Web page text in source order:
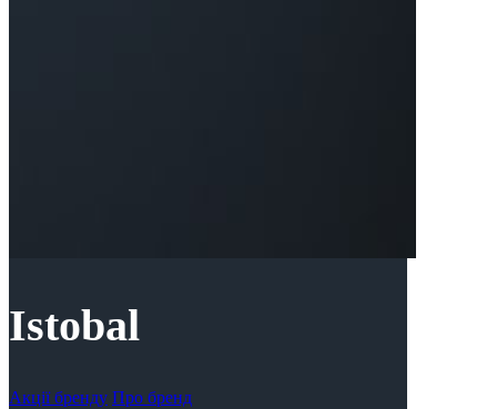
Istobal
Акції бренду Про бренд